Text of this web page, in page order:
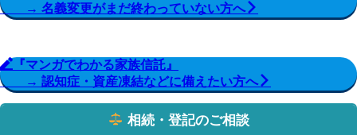
→ 名義変更がまだ終わっていない方へ
『マンガでわかる家族信託』
→ 認知症・資産凍結などに備えたい方へ
相続・登記のご相談